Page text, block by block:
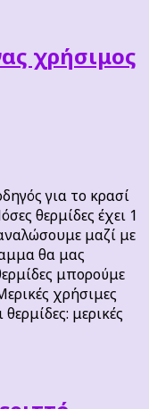
χρήσιμος
για το κρασί
θερμίδες έχει 1
μαζί με
θα μας
μπορούμε
χρήσιμες
μερικές